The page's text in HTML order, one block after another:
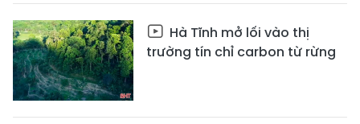
Hà Tĩnh mở lối vào thị
trường tín chỉ carbon từ rừng